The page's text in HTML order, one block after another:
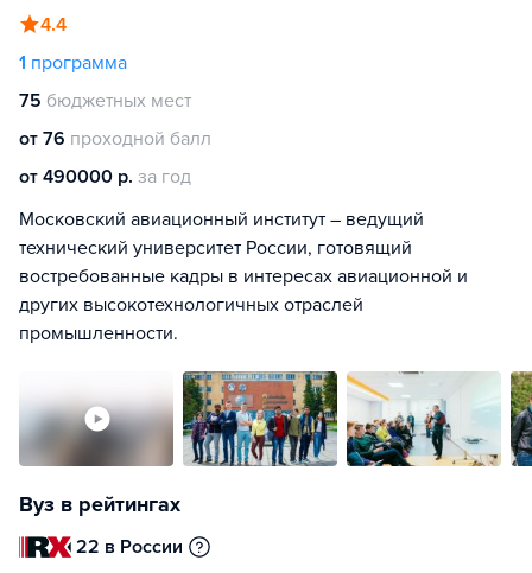
4.4
1 программа
75 бюджетных мест
от 76 проходной балл
от 490000 р. за год
Московский авиационный институт – ведущий
технический университет России, готовящий
востребованные кадры в интересах авиационной и
других высокотехнологичных отраслей
промышленности.
Вуз в рейтингах
22 в России